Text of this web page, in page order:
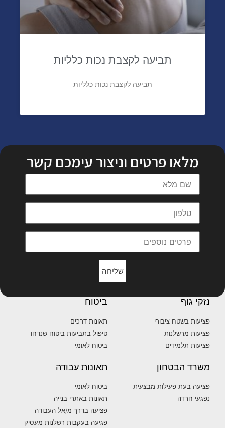
תביעה לקצבת נכות כלליות
תביעה לקצבת נכות כלליות
מלאו פרטים וניצור עימכם קשר
שליחה
נזקי גוף
פציעות בשטח ציבורי
פציעות מרשלנות
פציעות תלמידים
ביטוח
תאונות דרכים
טיפול בתביעות ביטוח שנדחו
ביטוח לאומי
משרד הבטחון
פציעה בעת פעילות מבצעית
נפגעי חרדה
תאונות עבודה
ביטוח לאומי
תאונות באתרי בנייה
פציעה בדרך מ/אל העבודה
פגיעה בעקבות רשלנות מעסיק